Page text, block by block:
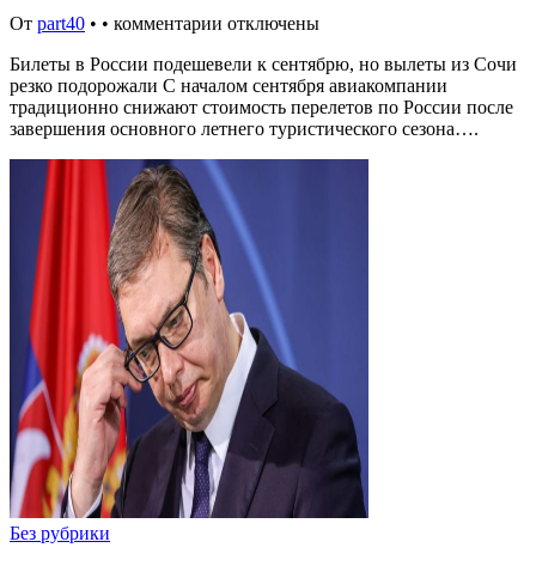
От part40 • • комментарии отключены
Билеты в России подешевели к сентябрю, но вылеты из Сочи
резко подорожали С началом сентября авиакомпании
традиционно снижают стоимость перелетов по России после
завершения основного летнего туристического сезона….
Без рубрики